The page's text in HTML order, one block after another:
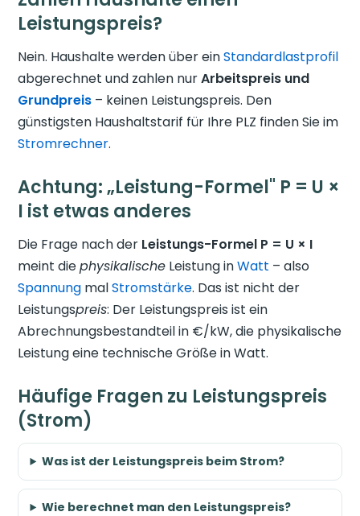
Leistungspreis?
Nein. Haushalte werden über einStandardlastprofil
abgerechnet und zahlen nurArbeitspreis und
Grundpreis – keinen Leistungspreis. Den
günstigsten Haushaltstarif für Ihre PLZ finden Sie im
Stromrechner.
Achtung: „Leistung-Formel" P = U ×
I ist etwas anderes
Die Frage nach der Leistungs-Formel P = U × I
meint diephysikalische Leistung inWatt – also
Spannung malStromstärke. Das ist nicht der
Leistungspreis: Der Leistungspreis ist ein
Abrechnungsbestandteil in €/kW, die physikalische
Leistung eine technische Größe in Watt.
Häufige Fragen zu Leistungspreis
(Strom)
Was ist der Leistungspreis beim Strom?
Wie berechnet man den Leistungspreis?